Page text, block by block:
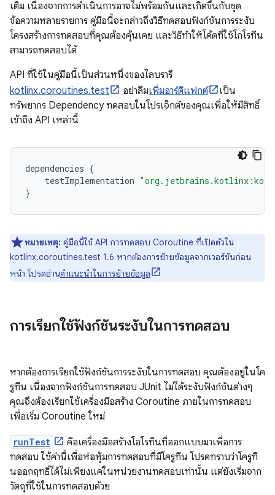
เติม เนื่องจากการดำเนินการอาจไม่พร้อมกันและเกิดขึ้นกับชุด
ข้อความหลายรายการ คู่มือนี้จะกล่าวถึงวิธีทดสอบฟังก์ชันการระงับ
โครงสร้างการทดสอบที่คุณต้องคุ้นเคย และวิธีทำให้โค้ดที่ใช้โกโรทีน
สามารถทดสอบได้
API ที่ใช้ในคู่มือนี้เป็นส่วนหนึ่งของไลบรารี
kotlinx.coroutines.test
อย่าลืมเพิ่มอาร์ติแฟกต์
เป็น
ทรัพยากร Dependency ทดสอบในโปรเจ็กต์ของคุณเพื่อให้มีสิทธิ์
เข้าถึง API เหล่านี้
dependencies {
testImplementation
}
หมายเหตุ: คู่มือนี้ใช้ API การทดสอบ Coroutine ที่เปิดตัวใน
kotlinx.coroutines.test 1.6 หากต้องการย้ายข้อมูลจากเวอร์ชันก่อน
หน้า โปรดอ่านคำแนะนำในการย้ายข้อมูล
การเรียกใช้ฟังก์ชันระงับในการทดสอบ
หากต้องการเรียกใช้ฟังก์ชันการระงับในการทดสอบ คุณต้องอยู่ในโค
รูทีน เนื่องจากฟังก์ชันการทดสอบ JUnit ไม่ได้ระงับฟังก์ชันต่างๆ
คุณจึงต้องเรียกใช้เครื่องมือสร้าง Coroutine ภายในการทดสอบ
เพื่อเริ่ม Coroutine ใหม่
runTest
คือเครื่องมือสร้างโอโรทีนที่ออกแบบมาเพื่อการ
ทดสอบ ใช้ค่านี้เพื่อห่อหุ้มการทดสอบที่มีโครูทีน โปรดทราบว่าโครูที
นออกฤทธิ์ได้ไม่เพียงแค่ในหน่วยงานทดสอบเท่านั้น แต่ยังเริ่มจาก
วัตถุที่ใช้ในการทดสอบด้วย